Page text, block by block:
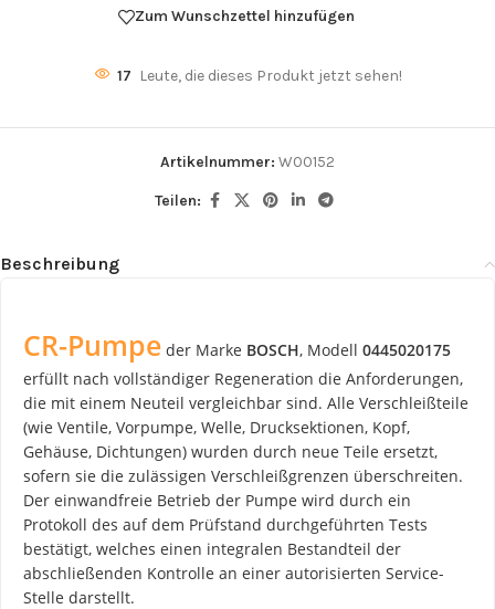
Zum Wunschzettel hinzufügen
17 Leute, die dieses Produkt jetzt sehen!
Artikelnummer: W00152
Teilen:
Beschreibung
CR-Pumpe der Marke BOSCH, Modell 0445020175
erfüllt nach vollständiger Regeneration die Anforderungen,
die mit einem Neuteil vergleichbar sind. Alle Verschleißteile
(wie Ventile, Vorpumpe, Welle, Drucksektionen, Kopf,
Gehäuse, Dichtungen) wurden durch neue Teile ersetzt,
sofern sie die zulässigen Verschleißgrenzen überschreiten.
Der einwandfreie Betrieb der Pumpe wird durch ein
Protokoll des auf dem Prüfstand durchgeführten Tests
bestätigt, welches einen integralen Bestandteil der
abschließenden Kontrolle an einer autorisierten Service-
Stelle darstellt.